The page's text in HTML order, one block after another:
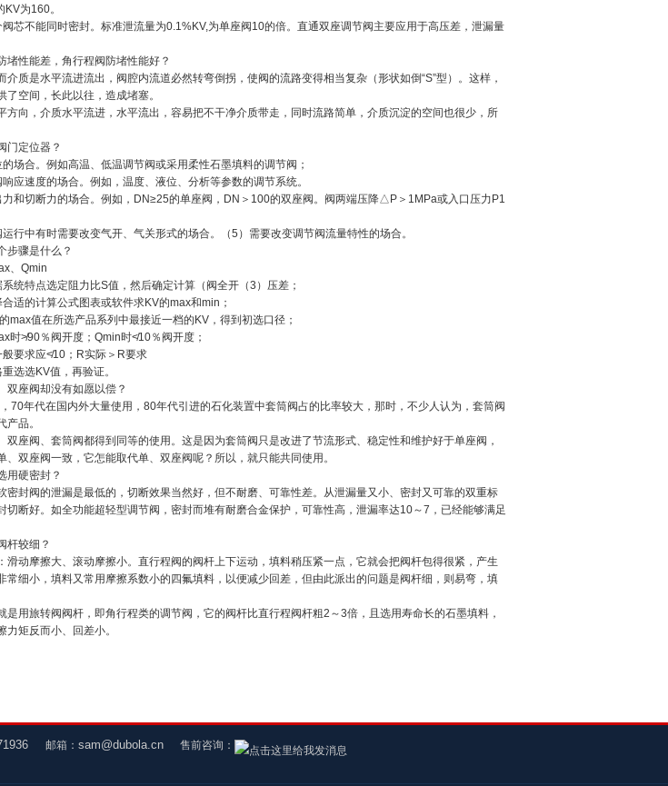
为160。
阀芯不能同时密封。标准泄流量为0.1%KV,为单座阀10的倍。直通双座调节阀主要应用于高压差，泄漏量
堵性能差，角行程阀防堵性能好？
介质是水平流进流出，阀腔内流道必然转弯倒拐，使阀的流路变得相当复杂（形状如倒“S”型）。这样，
空间，长此以往，造成堵塞。
方向，介质水平流进，水平流出，容易把不干净介质带走，同时流路简单，介质沉淀的空间也很少，所
门定位器？
的场合。例如高温、低温调节阀或采用柔性石墨填料的调节阀；
应速度的场合。例如，温度、液位、分析等参数的调节系统。
力和切断力的场合。例如，DN≥25的单座阀，DN＞100的双座阀。阀两端压降△P＞1MPa或入口压力P1
运行中有时需要改变气开、气关形式的场合。（5）需要改变调节阀流量特性的场合。
步骤是什么？
、Qmin
统特点选定阻力比S值，然后确定计算（阀全开（3）压差；
适的计算公式图表或软件求KV的max和min；
max值在所选产品系列中最接近一档的KV，得到初选口径；
时≯90％阀开度；Qmin时≮10％阀开度；
要求应≮10；R实际＞R要求
选选KV值，再验证。
双座阀却没有如愿以偿？
70年代在国内外大量使用，80年代引进的石化装置中套筒阀占的比率较大，那时，不少人认为，套筒阀
品。
双座阀、套筒阀都得到同等的使用。这是因为套筒阀只是改进了节流形式、稳定性和维护好于单座阀，
双座阀一致，它怎能取代单、双座阀呢？所以，就只能共同使用。
用硬密封？
密封阀的泄漏是最低的，切断效果当然好，但不耐磨、可靠性差。从泄漏量又小、密封又可靠的双重标
切断好。如全功能超轻型调节阀，密封而堆有耐磨合金保护，可靠性高，泄漏率达10～7，已经能够满足
杆较细？
滑动摩擦大、滚动摩擦小。直行程阀的阀杆上下运动，填料稍压紧一点，它就会把阀杆包得很紧，产生
常细小，填料又常用摩擦系数小的四氟填料，以便减少回差，但由此派出的问题是阀杆细，则易弯，填
是用旅转阀阀杆，即角行程类的调节阀，它的阀杆比直行程阀杆粗2～3倍，且选用寿命长的石墨填料，
力矩反而小、回差小。
邮箱： sam@dubola.cn 售前咨询：